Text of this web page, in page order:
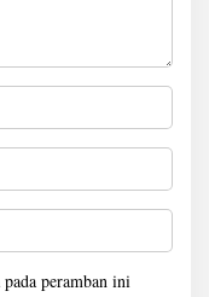
peramban ini